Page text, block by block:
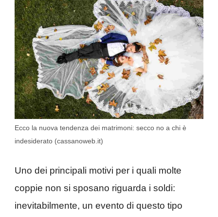
Ecco la nuova tendenza dei matrimoni: secco no a chi è
indesiderato (cassanoweb.it)
Uno dei principali motivi per i quali molte
coppie non si sposano riguarda i soldi:
inevitabilmente, un evento di questo tipo